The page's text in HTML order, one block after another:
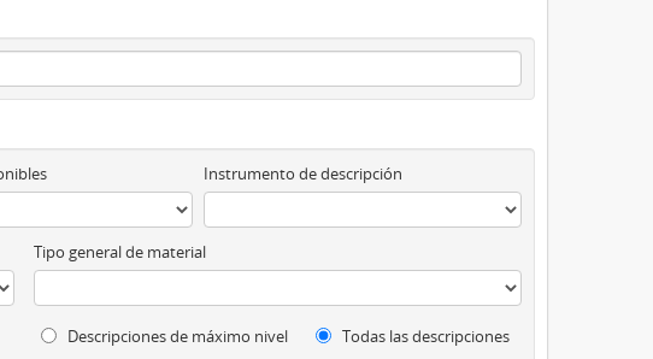
Instrumento de descripción
Tipo general de material
Descripciones de máximo nivel Todas las descripciones